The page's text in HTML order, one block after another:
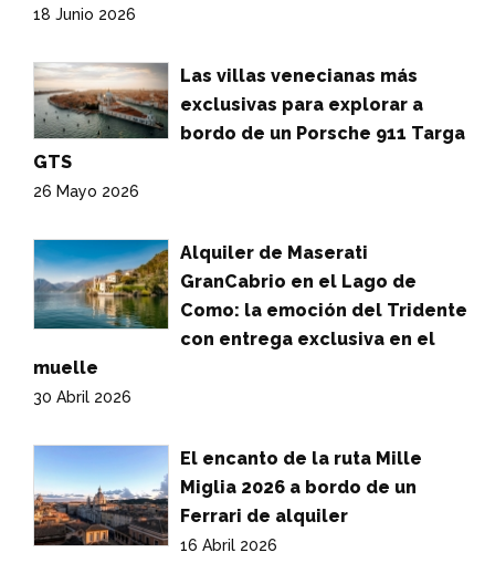
18 Junio 2026
Las villas venecianas más
exclusivas para explorar a
bordo de un Porsche 911 Targa
GTS
26 Mayo 2026
Alquiler de Maserati
GranCabrio en el Lago de
Como: la emoción del Tridente
con entrega exclusiva en el
muelle
30 Abril 2026
El encanto de la ruta Mille
Miglia 2026 a bordo de un
Ferrari de alquiler
16 Abril 2026